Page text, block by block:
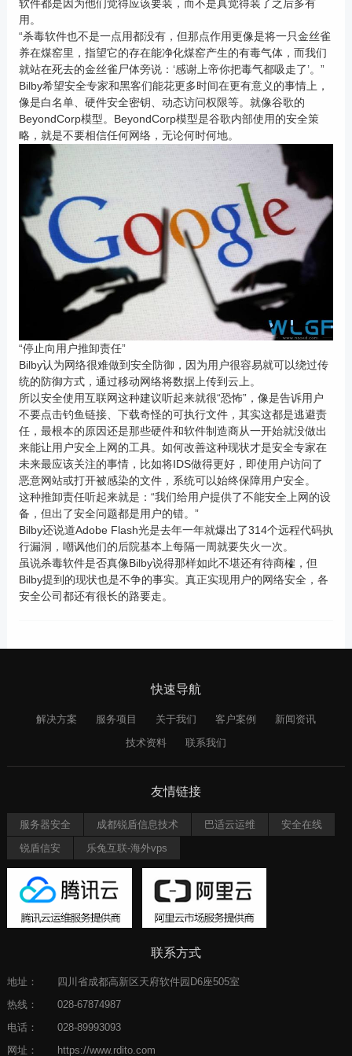
软件都是因为他们觉得应该要装，而不是真觉得装了之后多有
用。
“杀毒软件也不是一点用都没有，但那点作用更像是将一只金丝雀
养在煤窑里，指望它的存在能净化煤窑产生的有毒气体，而我们
就站在死去的金丝雀尸体旁说：‘感谢上帝你把毒气都吸走了’。”
Bilby希望安全专家和黑客们能花更多时间在更有意义的事情上，
像是白名单、硬件安全密钥、动态访问权限等。就像谷歌的
BeyondCorp模型。BeyondCorp模型是谷歌内部使用的安全策
略，就是不要相信任何网络，无论何时何地。
“停止向用户推卸责任”
Bilby认为网络很难做到安全防御，因为用户很容易就可以绕过传
统的防御方式，通过移动网络将数据上传到云上。
所以安全使用互联网这种建议听起来就很“恐怖”，像是告诉用户
不要点击钓鱼链接、下载奇怪的可执行文件，其实这都是逃避责
任，最根本的原因还是那些硬件和软件制造商从一开始就没做出
来能让用户安全上网的工具。如何改善这种现状才是安全专家在
未来最应该关注的事情，比如将IDS做得更好，即使用户访问了
恶意网站或打开被感染的文件，系统可以始终保障用户安全。
这种推卸责任听起来就是：“我们给用户提供了不能安全上网的设
备，但出了安全问题都是用户的错。”
Bilby还说道Adobe Flash光是去年一年就爆出了314个远程代码执
行漏洞，嘲讽他们的后院基本上每隔一周就要失火一次。
虽说杀毒软件是否真像Bilby说得那样如此不堪还有待商榷，但
Bilby提到的现状也是不争的事实。真正实现用户的网络安全，各
安全公司都还有很长的路要走。
快速导航
解决方案 服务项目 关于我们 客户案例
新闻资讯
技术资料
联系我们
友情链接
服务器安全 成都锐盾信息技术 巴适云运维
安全在线
锐盾信安
乐兔互联-海外vps
联系方式
地址：
四川省成都高新区天府软件园D6座505室
热线：
028-67874987
电话：
028-89993093
网址：
https://www.rdito.com